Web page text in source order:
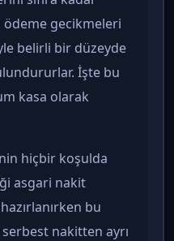
ödeme gecikmeleri
belirli bir düzeyde
İşte bu
kasa olarak
hiçbir koşulda
asgari nakit
bu
nakitten ayrı